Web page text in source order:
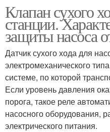
Защита от сухого хода
Клапан сухого
станции.
защиты насоса
Датчик сухого хода для
электромеханического
системе, по которой
Если уровень давления
порога, такое реле
насосного оборудования,
электрического питания.